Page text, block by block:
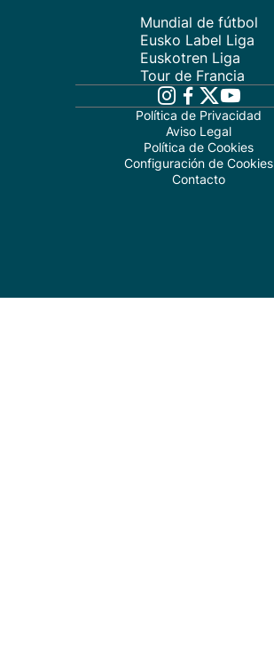
Mundial de fútbol
Eusko Label Liga
Euskotren Liga
Tour de Francia
Política de Privacidad
Aviso Legal
Política de Cookies
Configuración de Cookies
Contacto